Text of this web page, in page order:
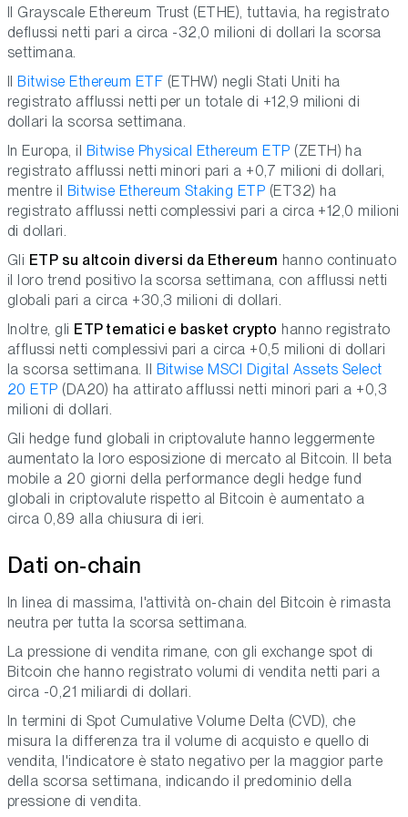
Il Grayscale Ethereum Trust (ETHE), tuttavia, ha registrato
deflussi netti pari a circa -32,0 milioni di dollari la scorsa
settimana.
Bitwise Ethereum ETF (ETHW) negli Stati Uniti ha
registrato afflussi netti per un totale di +12,9 milioni di
dollari la scorsa settimana.
In Europa, il
Bitwise Physical Ethereum ETP (ZETH) ha
registrato afflussi netti minori pari a +0,7 milioni di dollari,
mentre il
Bitwise Ethereum Staking ETP (ET32) ha
registrato afflussi netti complessivi pari a circa +12,0 milioni
di dollari.
Gli ETP su altcoin diversi da Ethereum hanno continuato
il loro trend positivo la scorsa settimana, con afflussi netti
globali pari a circa +30,3 milioni di dollari.
Inoltre, gli ETP tematici e basket crypto hanno registrato
afflussi netti complessivi pari a circa +0,5 milioni di dollari
la scorsa settimana. Il
Bitwise MSCI Digital Assets Select
20 ETP (DA20) ha attirato afflussi netti minori pari a +0,3
milioni di dollari.
Gli hedge fund globali in criptovalute hanno leggermente
aumentato la loro esposizione di mercato al Bitcoin. Il beta
mobile a 20 giorni della performance degli hedge fund
globali in criptovalute rispetto al Bitcoin è aumentato a
circa 0,89 alla chiusura di ieri.
Dati on-chain
In linea di massima, l'attività on-chain del Bitcoin è rimasta
neutra per tutta la scorsa settimana.
La pressione di vendita rimane, con gli exchange spot di
Bitcoin che hanno registrato volumi di vendita netti pari a
circa -0,21 miliardi di dollari.
In termini di Spot Cumulative Volume Delta (CVD), che
misura la differenza tra il volume di acquisto e quello di
vendita, l'indicatore è stato negativo per la maggior parte
della scorsa settimana, indicando il predominio della
pressione di vendita.